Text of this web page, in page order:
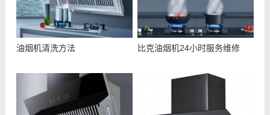
油烟机清洗方法 比克油烟机24小时服务维修